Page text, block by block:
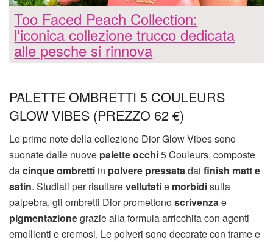
Too Faced Peach Collection:
l'iconica collezione trucco dedicata
alle pesche si rinnova
PALETTE OMBRETTI 5 COULEURS
GLOW VIBES (PREZZO 62 €)
Le prime note della collezione Dior Glow Vibes sono
suonate dalle nuove palette occhi5 Couleurs, composte
dacinque ombretti in polvere pressatadai finish matt e
satin. Studiati per risultarevellutatie morbidisulla
palpebra, gli ombretti Dior promettonoscrivenzae
pigmentazionegrazie alla formula arricchita con agenti
emollienti e cremosi. Le polveri sono decorate con trame e